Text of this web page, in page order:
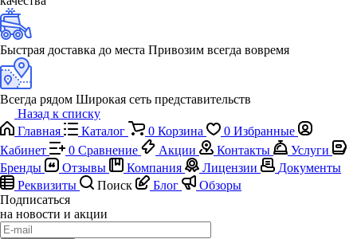
Быстрая доставка до места Привозим всегда вовремя
Всегда рядом Широкая сеть представительств
Назад к списку
Главная
Каталог 0 Корзина 0 Избранные
Кабинет
0 Сравнение Акции Контакты
Услуги
Бренды
Отзывы Компания Лицензии
Документы
Реквизиты
Поиск Блог
Обзоры
Подписаться
на новости и акции